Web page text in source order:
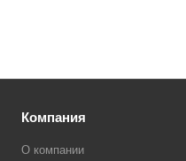
Компания
О компании